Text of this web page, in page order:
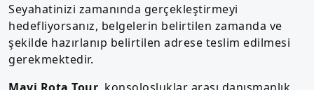
Seyahatinizi zamanında gerçekleştirmeyi
hedefliyorsanız, belgelerin belirtilen zamanda ve
şekilde hazırlanıp belirtilen adrese teslim edilmesi
gerekmektedir.